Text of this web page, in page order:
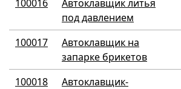
100016
Автоклавщик литья
под давлением
100017
Автоклавщик на
запарке брикетов
100018
Автоклавщик-